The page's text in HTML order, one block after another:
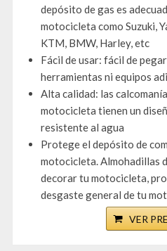
depósito de gas es
motocicleta como Suzuki,
KTM, BMW, Harley, etc
Fácil de usar: fácil de
herramientas ni equipos
Alta calidad: las
motocicleta tienen un
resistente al agua
Protege el depósito de
motocicleta. Almohadillas
decorar tu motocicleta,
desgaste general de tu
VER